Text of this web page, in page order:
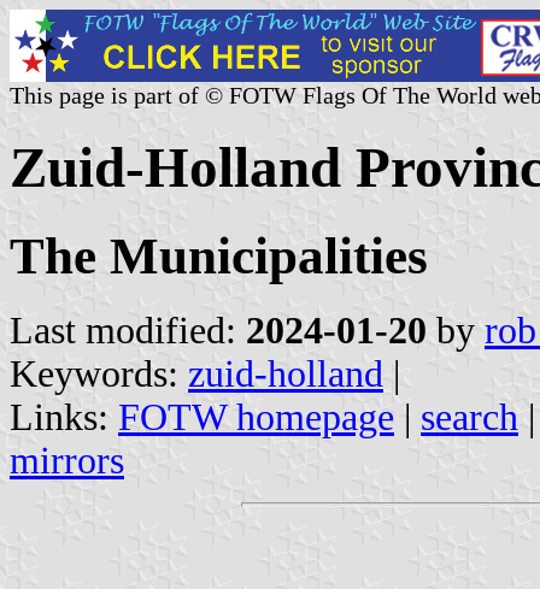
This page is part of © FOTW Flags Of The World
Zuid-Holland
The Municipalities
Last modified: 2024-01-20 by
Keywords: zuid-holland |
Links: FOTW homepage | search
mirrors